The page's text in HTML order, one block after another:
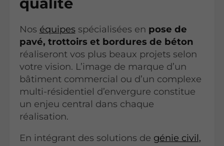
Nos équipesspécialisées en pose de
pavé, trottoirs et bordures de béton
réaliseront vos plus beaux projets selon
votre vision. L’image de marque d’un
bâtiment commercial ou d’un complexe
multi-résidentiel d’envergure constitue
un enjeu central dans chaque
réalisation.
En intégrant des solutions de génie civil,